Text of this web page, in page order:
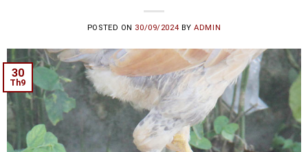
POSTED ON 30/09/2024 BYADMIN
30
Th9